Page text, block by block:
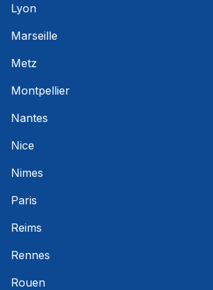
Lyon
Marseille
Metz
Montpellier
Nantes
Nice
Nimes
Paris
Reims
Rennes
Rouen